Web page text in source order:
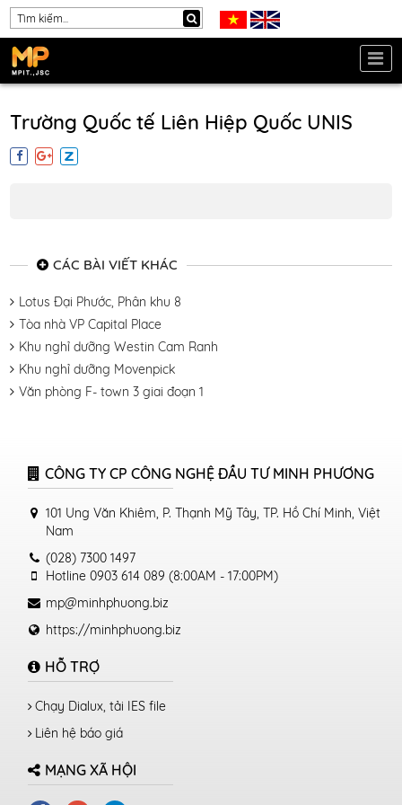
Trường Quốc tế Liên Hiệp Quốc UNIS
CÁC BÀI VIẾT KHÁC
Lotus Đại Phước, Phân khu 8
Tòa nhà VP Capital Place
Khu nghỉ dưỡng Westin Cam Ranh
Khu nghỉ dưỡng Movenpick
Văn phòng F- town 3 giai đoạn 1
CÔNG TY CP CÔNG NGHỆ ĐẦU TƯ MINH PHƯƠNG
101 Ung Văn Khiêm, P. Thạnh Mỹ Tây, TP. Hồ Chí Minh, Việt
Nam
(028) 7300 1497
Hotline 0903 614 089 (8:00AM - 17:00PM)
mp@minhphuong.biz
https://minhphuong.biz
HỖ TRỢ
Chạy Dialux, tải IES file
Liên hệ báo giá
MẠNG XÃ HỘI